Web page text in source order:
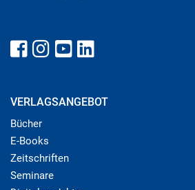
VERLAGSANGEBOT
Bücher
E-Books
Zeitschriften
Seminare